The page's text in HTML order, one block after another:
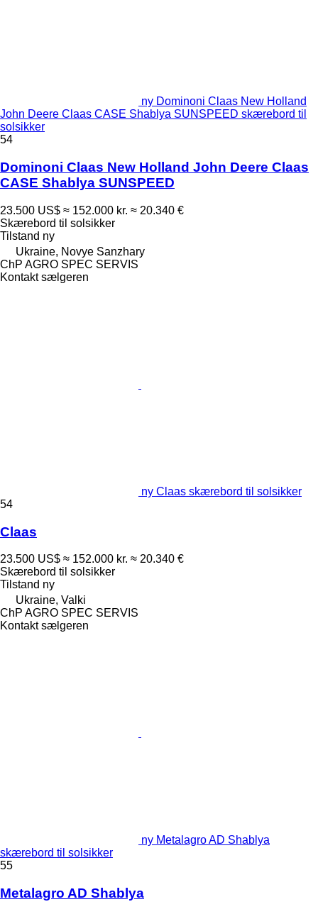
ny Dominoni Claas New Holland
John Deere Claas CASE Shablya SUNSPEED skærebord til
solsikker
54
Dominoni Claas New Holland John Deere Claas
CASE Shablya SUNSPEED
23.500 US$ ≈ 152.000 kr. ≈ 20.340 €
Skærebord til solsikker
Tilstand ny
Ukraine, Novye Sanzhary
ChP AGRO SPEC SERVIS
Kontakt sælgeren
ny Claas skærebord til solsikker
54
Claas
23.500 US$ ≈ 152.000 kr. ≈ 20.340 €
Skærebord til solsikker
Tilstand ny
Ukraine, Valki
ChP AGRO SPEC SERVIS
Kontakt sælgeren
ny Metalagro AD Shablya
skærebord til solsikker
55
Metalagro AD Shablya